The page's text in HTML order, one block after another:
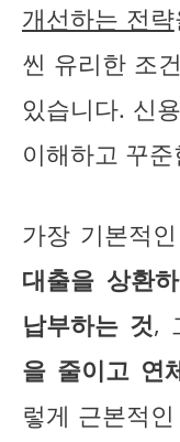
개선하는 전략
씬 유리한 조
있습니다. 신
이해하고 꾸
가장 기본적
대출을 상환
납부하는 것,
을 줄이고 연
렇게 근본적